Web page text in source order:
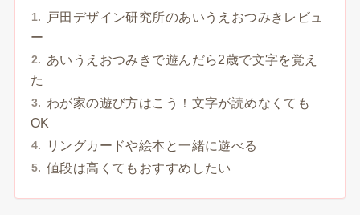
戸田デザイン研究所のあいうえおつみきレビュ
ー
あいうえおつみきで遊んだら2歳で文字を覚え
た
わが家の遊び方はこう！文字が読めなくても
OK
リングカードや絵本と一緒に遊べる
値段は高くてもおすすめしたい